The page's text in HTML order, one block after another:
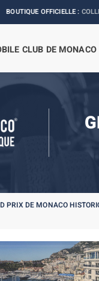
:COLLECTION GRAND
CLUB DE MONACO
PRIX DE MONACO